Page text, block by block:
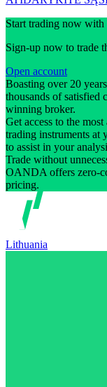
Start trading now with
Sign-up now to trade
Open account
Boasting over 20
thousands of
winning broker.
Get access to the
trading instruments at
to assist in your
Trade without
OANDA offers zero-
pricing.
Lithuania